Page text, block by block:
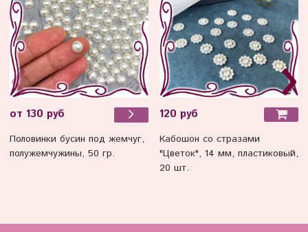
от 130 руб
Половинки бусин под жемчуг,
полужемчужины, 50 гр.
120 руб
Кабошон со стразами
"Цветок", 14 мм, пластиковый,
20 шт.